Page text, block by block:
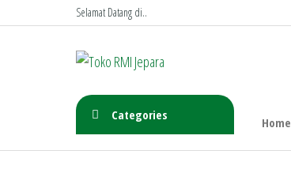
to
Selamat Datang di..
Categories Home